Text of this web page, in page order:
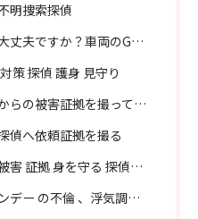
明捜索探偵
車両のGPS捜索なら滋賀クリスタル探偵事務所
策 探偵 護身 見守り
害証拠を撮って貴女を護ります
偵へ依頼証拠を撮る
証拠 身を守る 探偵に頼む
の不倫 、浮気調査に強い探偵